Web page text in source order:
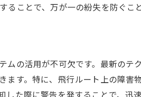
跡の課題と解決策
リスクを最小限にするための操縦
けの操縦指導
高度の調整法
ことで、万が一の紛失を防ぐこ
ムの活用が不可欠です。最新の
す。特に、飛行ルート上の障
た際に警告を発することで、迅